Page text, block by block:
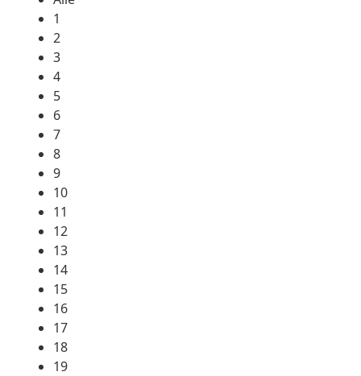
1
2
3
4
5
6
7
8
9
10
11
12
13
14
15
16
17
18
19